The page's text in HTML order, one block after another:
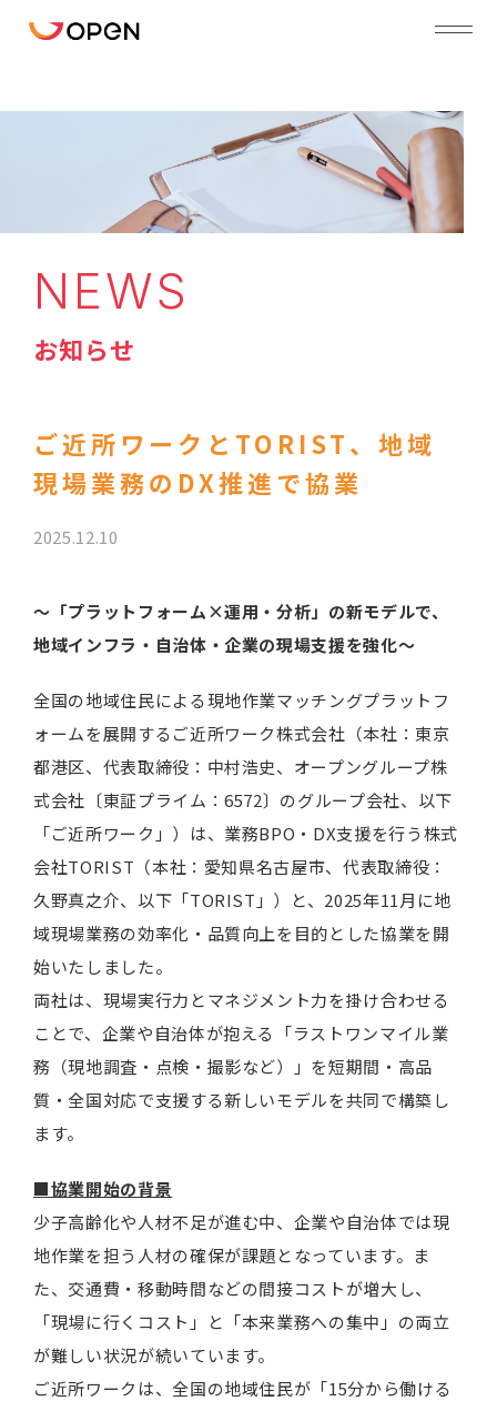
NEWS
お知らせ
ご近所ワークとTORIST、地域
現場業務のDX推進で協業
2025.12.10
～「プラットフォーム×運用・分析」の新モデルで、
地域インフラ・自治体・企業の現場支援を強化～
全国の地域住民による現地作業マッチングプラットフ
ォームを展開するご近所ワーク株式会社（本社：東京
都港区、代表取締役：中村浩史、オープングループ株
式会社〔東証プライム：6572〕のグループ会社、以下
「ご近所ワーク」）は、業務BPO・DX支援を行う株式
会社TORIST（本社：愛知県名古屋市、代表取締役：
久野真之介、以下「TORIST」）と、2025年11月に地
域現場業務の効率化・品質向上を目的とした協業を開
始いたしました。
両社は、現場実行力とマネジメント力を掛け合わせる
ことで、企業や自治体が抱える「ラストワンマイル業
務（現地調査・点検・撮影など）」を短期間・高品
質・全国対応で支援する新しいモデルを共同で構築し
ます。
■協業開始の背景
少子高齢化や人材不足が進む中、企業や自治体では現
地作業を担う人材の確保が課題となっています。ま
た、交通費・移動時間などの間接コストが増大し、
「現場に行くコスト」と「本来業務への集中」の両立
が難しい状況が続いています。
ご近所ワークは、全国の地域住民が「15分から働ける